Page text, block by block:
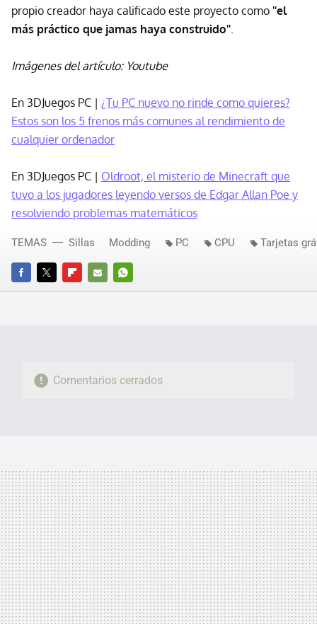
propio creador haya calificado este proyecto como ''el
más práctico que jamas haya construido''
Imágenes del artículo: Youtube
En 3DJuegos PC | ¿Tu PC nuevo no rinde como quieres?
Estos son los 5 frenos más comunes al rendimiento de
cualquier ordenador
En 3DJuegos PC | Oldroot, el misterio de Minecraft que
tuvo a los jugadores leyendo versos de Edgar Allan Poe y
resolviendo problemas matemáticos
FACEBOOKTWITTERFLIPBOARD
E-
WHATSAPP
TEMAS Sillas Modding PC CPU Tarjetas
Comentarios cerrados